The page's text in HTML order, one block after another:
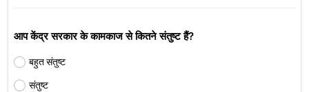
आप केंद्र सरकार के कामकाज से कितने संतुष्ट हैं?
बहुत संतुष्ट
संतुष्ट